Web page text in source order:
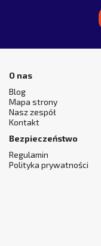
O nas
Blog
Mapa strony
Nasz zespół
Kontakt
Bezpieczeństwo
Regulamin
Polityka prywatności